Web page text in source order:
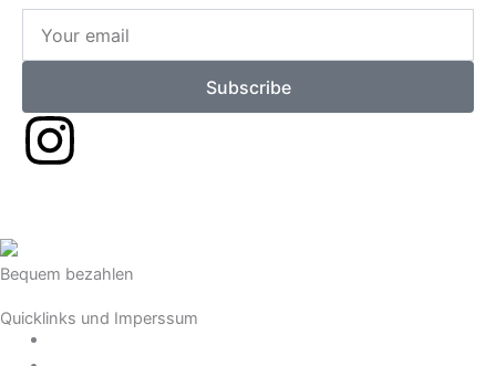
email
Subscribe
I
s
t
Bequem bezahlen
Quicklinks und Imperssum